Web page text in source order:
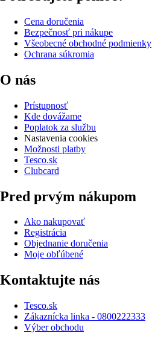
Cena doručenia
Bezpečnosť pri nákupe
Všeobecné obchodné podmienky
Ochrana súkromia
O nás
Prístupnosť
Kde dovážame
Poplatok za službu
Nastavenia cookies
Možnosti platby
Tesco.sk
Clubcard
Pred prvým nákupom
Ako nakupovať
Registrácia
Objednanie doručenia
Moje obľúbené
Kontaktujte nás
Tesco.sk
Zákaznícka linka - 0800222333
Výber obchodu